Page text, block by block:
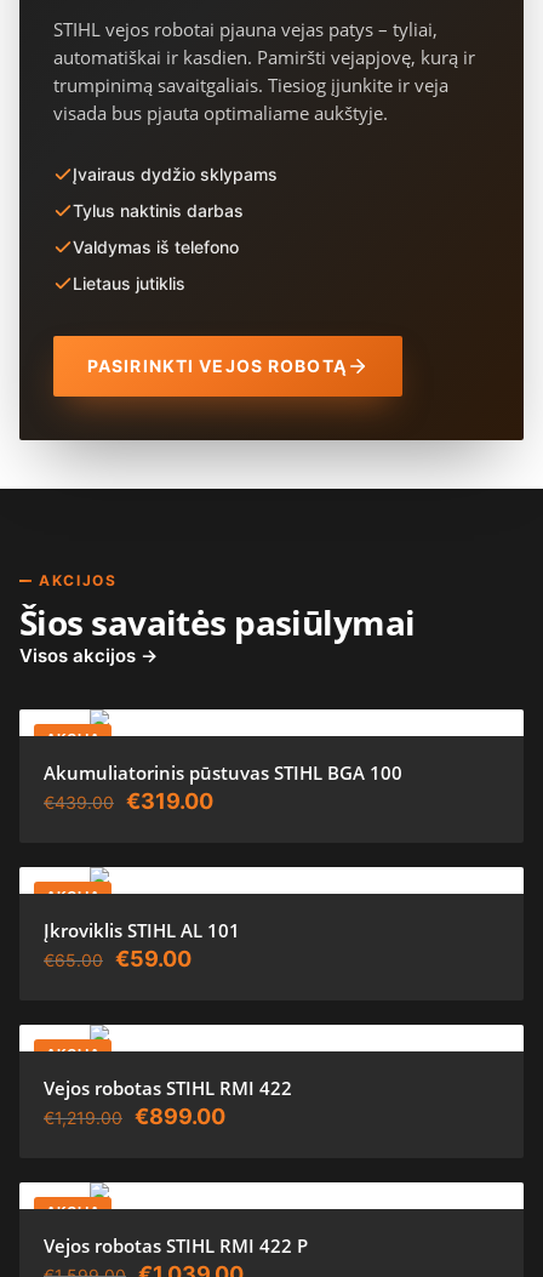
STIHL vejos robotai pjauna vejas patys – tyliai,
automatiškai ir kasdien. Pamiršti vejapjovę, kurą ir
trumpinimą savaitgaliais. Tiesiog įjunkite ir veja
visada bus pjauta optimaliame aukštyje.
Įvairaus dydžio sklypams
Tylus naktinis darbas
Valdymas iš telefono
Lietaus jutiklis
PASIRINKTI VEJOS ROBOTĄ
AKCIJOS
Šios savaitės pasiūlymai
Visos akcijos →
AKCIJA
Akumuliatorinis pūstuvas STIHL BGA 100
€439.00 Original
was:
€439.00.
€319.00Current
is:
€319.00.
AKCIJA
Įkroviklis STIHL AL 101
€65.00 Original
was:
€65.00.
€59.00Current
is:
€59.00.
AKCIJA
Vejos robotas STIHL RMI 422
€1,219.00 Original
was:
€1,219.00.
€899.00Current
is:
€899.00.
AKCIJA
Vejos robotas STIHL RMI 422 P